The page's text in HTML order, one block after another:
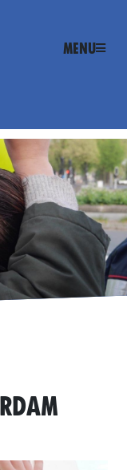
Menu